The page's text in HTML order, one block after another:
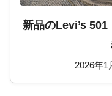
新品のLevi’s
2026年1